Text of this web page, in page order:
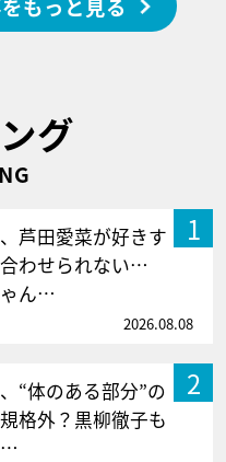
もっと見る
グ
1
芦田愛菜が好きす
わせられない…
ゃん…
2026.08.08
2
“体のある部分”の
格外？黒柳徹子も
…